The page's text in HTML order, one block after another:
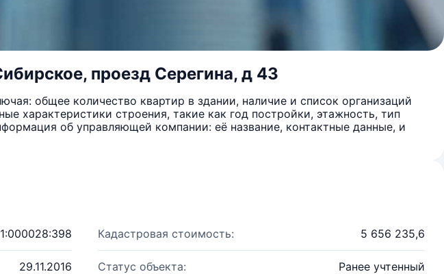
проезд Серегина, д 43
общее количество квартир в здании, наличие и список организаций
характеристики строения, такие как год постройки, этажность, тип
об управляющей компании: её название, контактные данные, и
Кадастровая стоимость: 5 656 235,6
29.11.2016 Статус объекта: Ранее учтенный